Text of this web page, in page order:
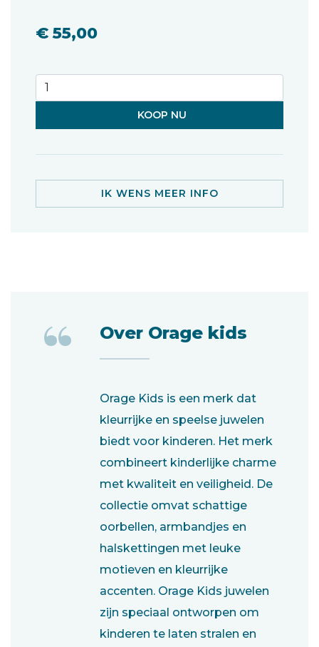
€ 55,00
KOOP NU
IK WENS MEER INFO
“ Over Orage kids
Orage Kids is een merk dat
kleurrijke en speelse juwelen
biedt voor kinderen. Het merk
combineert kinderlijke charme
met kwaliteit en veiligheid. De
collectie omvat schattige
oorbellen, armbandjes en
halskettingen met leuke
motieven en kleurrijke
accenten. Orage Kids juwelen
zijn speciaal ontworpen om
kinderen te laten stralen en